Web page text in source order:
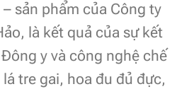
sản phẩm của Công ty
là kết quả của sự kết
y và công nghệ chế
tre gai, hoa đu đủ đực,